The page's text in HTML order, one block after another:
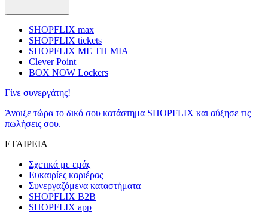
SHOPFLIX max
SHOPFLIX tickets
SHOPFLIX ΜΕ ΤΗ ΜΙΑ
Clever Point
BOX NOW Lockers
Γίνε συνεργάτης!
Άνοιξε τώρα το δικό σου κατάστημα SHOPFLIX και αύξησε τις
πωλήσεις σου.
ΕΤΑΙΡΕΙΑ
Σχετικά με εμάς
Ευκαιρίες καριέρας
Συνεργαζόμενα καταστήματα
SHOPFLIX B2B
SHOPFLIX app